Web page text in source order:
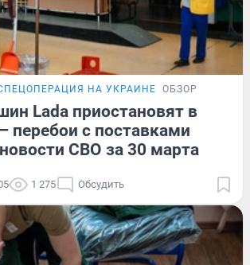
НА УКРАИНЕ ОБЗОР
Lada приостановят в
перебои с поставками
СВО за 30 марта
1 275 Обсудить